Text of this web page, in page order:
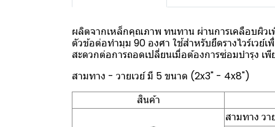
ผลิตจากเหล็กคุณภาพ ทนทาน ผ่านการเคลือบผิว
ตัวข้อต่อทำมุม 90 องศา ใช้สำหรับยึดรางไวร์เวย์
สะดวกต่อการถอดเปลี่ยนเมื่อต้องการซ่อมบำรุง เ
สามทาง - วายเวย์ มี 5 ขนาด (2x3" - 4x8")
สินค้า
สามทาง ว